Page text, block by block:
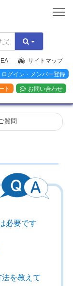
サイトマップ
ログイン・メンバー登録
ト お問い合わせ
質問
必要です
を教えて